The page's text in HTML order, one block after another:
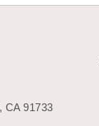
CA 91733